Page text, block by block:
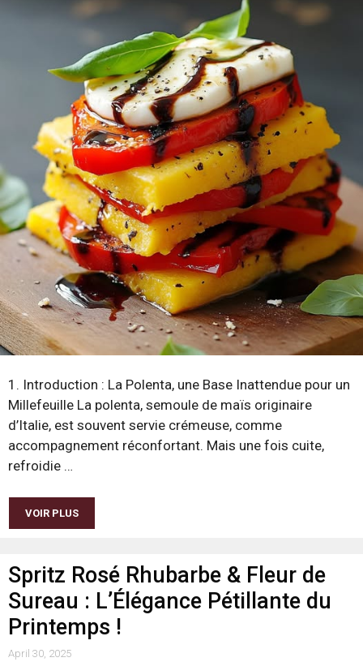
1. Introduction : La Polenta, une Base Inattendue pour un
Millefeuille La polenta, semoule de maïs originaire
d’Italie, est souvent servie crémeuse, comme
accompagnement réconfortant. Mais une fois cuite,
refroidie …
VOIR PLUS
Spritz Rosé Rhubarbe & Fleur de
Sureau : L’Élégance Pétillante du
Printemps !
April 30, 2025